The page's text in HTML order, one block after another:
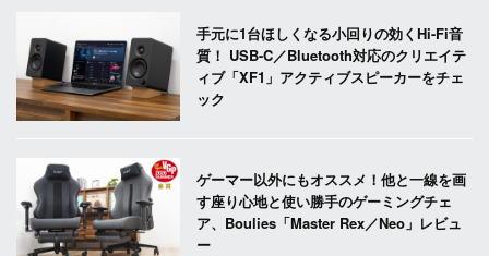
手元に1台ほしくなる小回りの効くHi-Fi音
質！ USB-C／Bluetooth対応のクリエイテ
ィブ「XF1」アクティブスピーカーをチェ
ック
ゲーマー以外にもオススメ！他と一線を画
す座り心地と使い勝手のゲーミングチェ
ア、Boulies「Master Rex／Neo」レビュ
ー